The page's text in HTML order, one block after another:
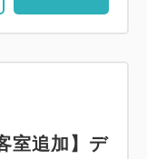
室追加】デ